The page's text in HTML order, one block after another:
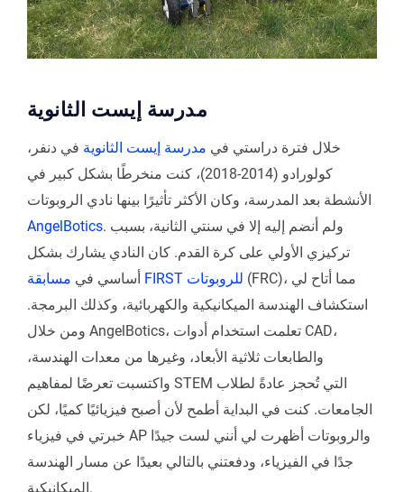
مدرسة إيست الثانوية
خلال فترة دراستي في مدرسة إيست الثانوية في دنفر،
كولورادو (2014-2018)، كنت منخرطًا بشكل كبير في
الأنشطة بعد المدرسة، وكان الأكثر تأثيرًا بينها نادي الروبوتات
AngelBotics. ولم أنضم إليه إلا في سنتي الثانية، بسبب
تركيزي الأولي على كرة القدم. كان النادي يشارك بشكل
أساسي في
مسابقة FIRST للروبوتات (FRC)، مما أتاح لي
استكشاف الهندسة الميكانيكية والكهربائية، وكذلك البرمجة.
ومن خلال AngelBotics، تعلمت استخدام أدوات CAD،
والطابعات ثلاثية الأبعاد، وغيرها من معدات الهندسة،
واكتسبت تعرضًا لمفاهيم STEM التي تُحجز عادةً لطلاب
الجامعات. كنت في البداية أطمح لأن أصبح فيزيائيًا كميًا، لكن
خبرتي في فيزياء AP والروبوتات أظهرت لي أنني لست جيدًا
جدًا في الفيزياء، ودفعتني بالتالي بعيدًا عن مسار الهندسة
الميكانيكية.